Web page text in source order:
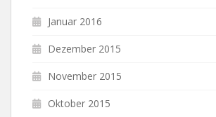
Januar 2016
Dezember 2015
November 2015
Oktober 2015